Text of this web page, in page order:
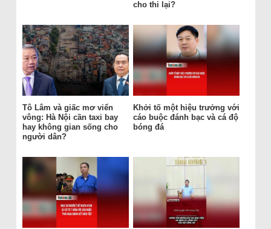
cho thi lại?
Tô Lâm và giấc mơ viển
vông: Hà Nội cần taxi bay
hay không gian sống cho
người dân?
Khởi tố một hiệu trưởng với
cáo buộc đánh bạc và cá độ
bóng đá